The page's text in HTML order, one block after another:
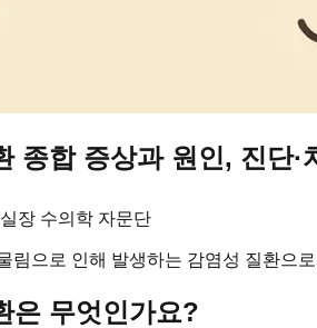
종합 증상과 원인, 진단·
장 수의학 자문단
림으로 인해 발생하는 감염성 질환으
은 무엇인가요?